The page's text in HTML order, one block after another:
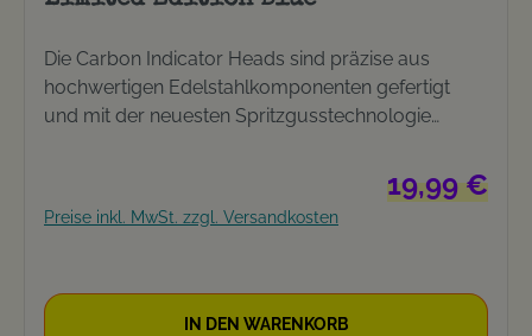
Die Carbon Indicator Heads sind präzise aus
hochwertigen Edelstahlkomponenten gefertigt
und mit der neuesten Spritzgusstechnologie
schillerndes Carbon-Finish, das ebenso nützlich
wie stylisch ist und bei geringster Bewegung
glänzt. Außerdem wurde ein Nite-Glow-Line-Clip
Regulärer
19,99 €
Preise inkl. MwSt. zzgl. Versandkosten
IN DEN WARENKORB